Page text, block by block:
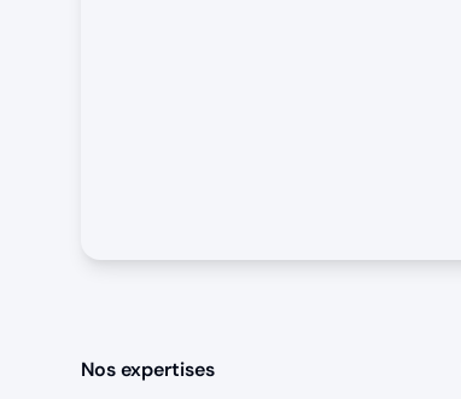
Nos expertises